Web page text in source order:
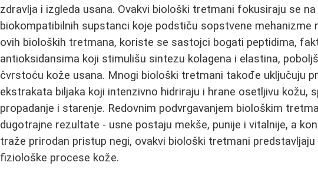
zdravlja i izgleda usana. Ovakvi biološki tretmani fokusiraju se
biokompatibilnih supstanci koje podstiču sopstvene mehanizme
ovih bioloških tretmana, koriste se sastojci bogati peptidima,
antioksidansima koji stimulišu sintezu kolagena i elastina,
čvrstoću kože usana. Mnogi biološki tretmani takođe uključuju
ekstrakata biljaka koji intenzivno hidriraju i hrane osetljivu kožu,
propadanje i starenje. Redovnim podvrgavanjem biološkim
dugotrajne rezultate - usne postaju mekše, punije i vitalnije, a
traže prirodan pristup negi, ovakvi biološki tretmani
fiziološke procese kože.